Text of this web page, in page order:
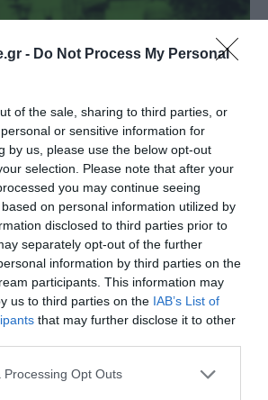
- Do Not Process My Personal
of the sale, sharing to third parties, or
or sensitive information for
by us, please use the below opt-out
selection. Please note that after your
you may continue seeing
on personal information utilized by
disclosed to third parties prior to
separately opt-out of the further
information by third parties on the
participants. This information may
us to third parties on the IAB’s List of
that may further disclose it to other
Processing Opt Outs
για το 12th Lycabettus Run